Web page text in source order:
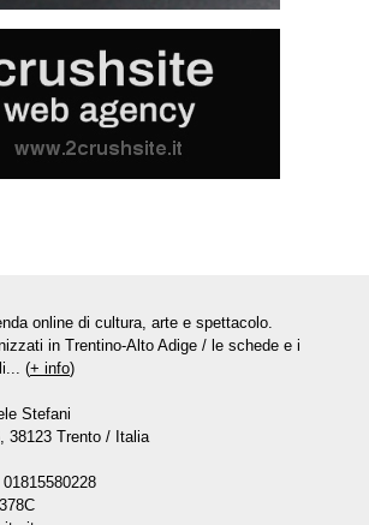
online di cultura, arte e spettacolo.
in Trentino-Alto Adige / le schede e i
(+ info)
Stefani
38123 Trento / Italia